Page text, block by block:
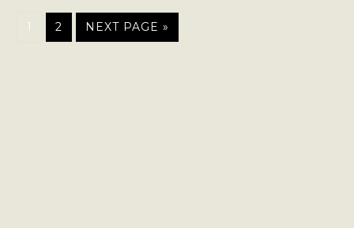
1 2 NEXT PAGE »